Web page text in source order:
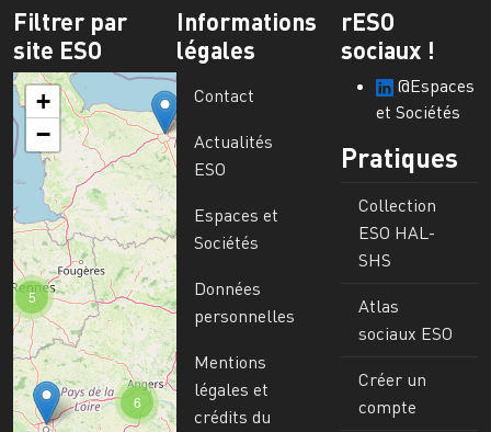
Filtrer par
site ESO
6
5
+
−
Informations
légales
Contact
Actualités
ESO
Espaces et
Sociétés
Données
personnelles
Mentions
légales et
crédits du
rESO
sociaux !
@Espaces
et Sociétés
Pratiques
Collection
ESO HAL-
SHS
Atlas
sociaux ESO
Créer un
compte